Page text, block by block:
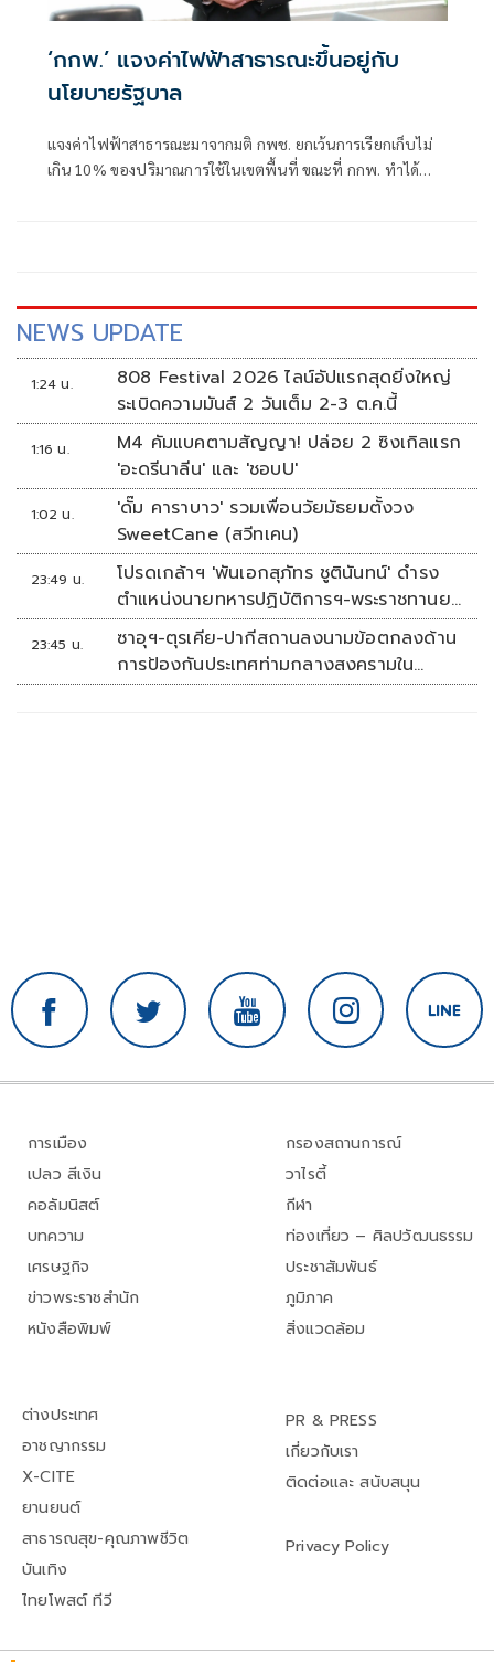
‘กกพ.’ แจงค่าไฟฟ้าสาธารณะขึ้นอยู่กับ
นโยบายรัฐบาล
แจงค่าไฟฟ้าสาธารณะมาจากมติ กพช. ยกเว้นการเรียกเก็บไม่
เกิน 10% ของปริมาณการใช้ในเขตพื้นที่ ขณะที่ กกพ. ทำได้
NEWS UPDATE
1:24 น.
808 Festival 2026 ไลน์อัปแรกสุดยิ่งใหญ่
ระเบิดความมันส์ 2 วันเต็ม 2-3 ต.ค.นี้
1:16 น.
M4 คัมแบคตามสัญญา! ปล่อย 2 ซิงเกิลแรก
'อะดรีนาลีน' และ 'ชอบU'
1:02 น.
'ดั๊ม คาราบาว' รวมเพื่อนวัยมัธยมตั้งวง
SweetCane (สวีทเคน)
23:49 น.
โปรดเกล้าฯ 'พันเอกสุภัทร ชูตินันทน์' ดำรง
ตำแหน่งนายทหารปฏิบัติการฯ-พระราชทานยศ
'พลตรี'
23:45 น.
ซาอุฯ-ตุรเคีย-ปากีสถานลงนามข้อตกลงด้าน
การป้องกันประเทศท่ามกลางสงครามใน
ภูมิภาค
การเมือง
เปลว สีเงิน
คอลัมนิสต์
บทความ
เศรษฐกิจ
ข่าวพระราชสำนัก
หนังสือพิมพ์
กรองสถานการณ์
วาไรตี้
กีฬา
ท่องเที่ยว – ศิลปวัฒนธรรม
ประชาสัมพันธ์
ภูมิภาค
สิ่งแวดล้อม
ต่างประเทศ
อาชญากรรม
X-CITE
ยานยนต์
สาธารณสุข-คุณภาพชีวิต
บันเทิง
ไทยโพสต์ ทีวี
PR & PRESS
เกี่ยวกับเรา
ติดต่อและ สนับสนุน
Privacy Policy